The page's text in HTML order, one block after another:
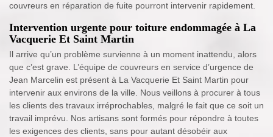
couvreurs en réparation de fuite pourront intervenir rapidement.
Intervention urgente pour toiture endommagée à La
Vacquerie Et Saint Martin
Il arrive qu’un problème survienne à un moment inattendu, alors
que c’est grave. L’équipe de couvreurs en service d’urgence de
Jean Marcelin est présent à La Vacquerie Et Saint Martin pour
intervenir aux environs de la ville. Nous veillons à procurer à tous
les clients des travaux irréprochables, malgré le fait que ce soit un
travail imprévu. Nos artisans sont formés pour répondre à toutes
les exigences des clients, sans pour autant désobéir aux